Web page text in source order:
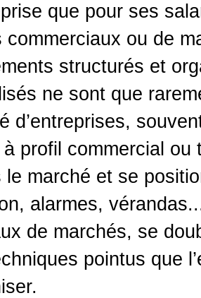
que pour ses
commerciaux ou de
structurés et
ne sont que
d’entreprises,
profil commercial
le marché et se
alarmes,
de marchés, se
pointus que